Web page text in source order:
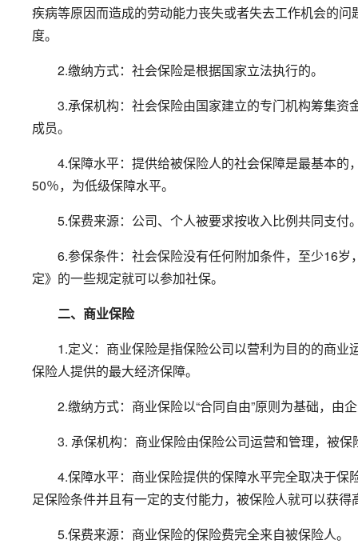
疾病等原因而造成的劳动能力丧失或者失去工作机会的
度。
2.缴纳方式：社会保险是根据国家立法执行的。
3.承保机构：社会保险由国家建立的专门机构筹集资
成员。
4.保障水平：提供给被保险人的社会保障是最基本的
50％，为低级保障水平。
5.保费来源：公司、个人被要求按收入比例共同支付
6.参保条件：社会保险没有任何附加条件，至少16岁
定》的一些规定就可以参加社保。
二、商业保险
1.定义：商业保险是指保险公司以营利为目的的商业
保险人提供的最大经济保障。
2.缴纳方式：商业保险以“合同自由”原则为基础，由
3. 承保机构：商业保险由保险公司运营和管理，被保
4.保障水平：商业保险提供的保障水平完全取决于保
足保险条件并且有一定的支付能力，被保险人就可以获得
5.保费来源：商业保险的保险费完全来自被保险人。